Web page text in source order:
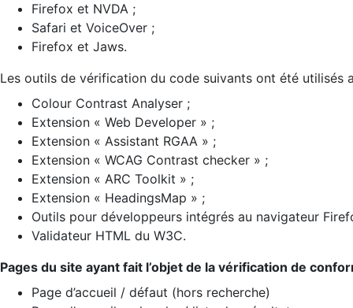
Firefox et NVDA ;
Safari et VoiceOver ;
Firefox et Jaws.
Les outils de vérification du code suivants ont été utilisés
Colour Contrast Analyser ;
Extension « Web Developer » ;
Extension « Assistant RGAA » ;
Extension « WCAG Contrast checker » ;
Extension « ARC Toolkit » ;
Extension « HeadingsMap » ;
Outils pour développeurs intégrés au navigateur
Validateur HTML du W3C.
Pages du site ayant fait l’objet de la vérification de
Page d’accueil / défaut (hors recherche)